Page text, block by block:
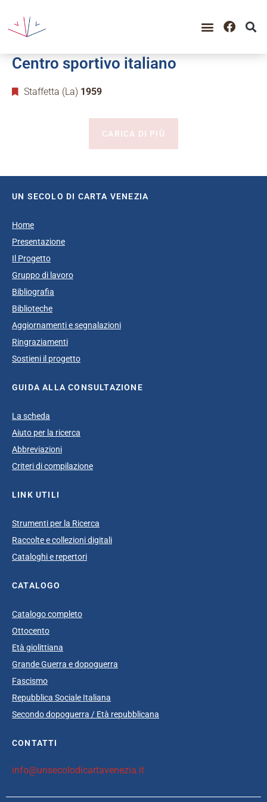
Centro sportivo italiano
Staffetta (La) 1959
CARICA DI PIÙ
UN SECOLO DI CARTA VENEZIA
Home
Presentazione
Il Progetto
Gruppo di lavoro
Bibliografia
Biblioteche
Aggiornamenti e segnalazioni
Ringraziamenti
Sostieni il progetto
GUIDA ALLA CONSULTAZIONE
La scheda
Aiuto per la ricerca
Abbreviazioni
Criteri di compilazione
LINK UTILI
Strumenti per la Ricerca
Raccolte e collezioni digitali
Cataloghi e repertori
CATALOGO
Catalogo completo
Ottocento
Età giolittiana
Grande Guerra e dopoguerra
Fascismo
Repubblica Sociale Italiana
Secondo dopoguerra / Età repubblicana
CONTATTI
info@unsecolodicartavenezia.it